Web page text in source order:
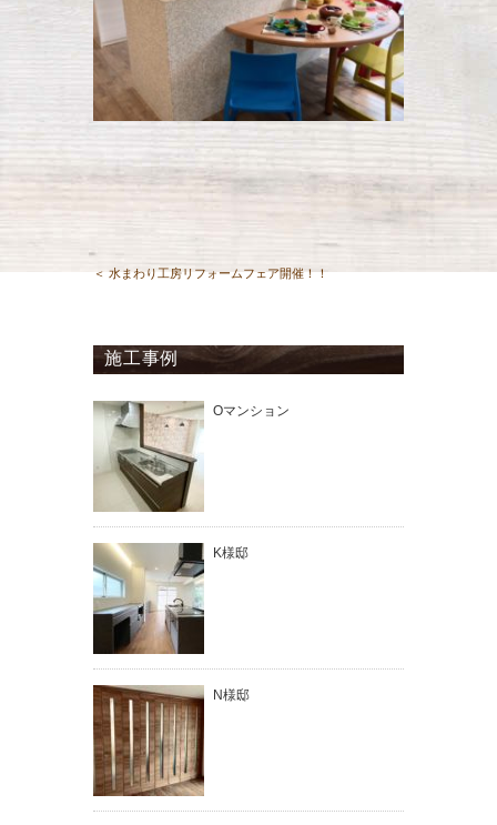
＜ 水まわり工房リフォームフェア開催！！
施工事例
Oマンション
K様邸
N様邸